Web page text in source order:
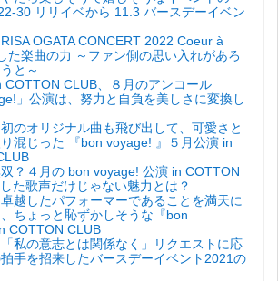
30 リリイベから 11.3 バースデーイベン
OGATA CONCERT 2022 Coeur à
た楽曲の力 ～ファン側の思い入れがあろ
と～
COTTON CLUB、８月のアンコール
」公演は、努力と自負を美しさに変換し
のオリジナル曲も飛び出して、可愛さと
混じった 『bon voyage! 』５月公演 in
？４月の bon voyage! 公演 in COTTON
た歌声だけじゃない魅力とは？
越したパフォーマーであることを満天に
ちょっと恥ずかしそうな『bon
COTTON CLUB
私の意志とは関係なく」リクエストに応
手を招来したバースデーイベント2021の